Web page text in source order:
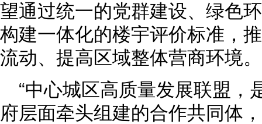
望通过统一的党群建设、绿色
构建一体化的楼宇评价标准，
流动、提高区域整体营商环境。
“中心城区高质量发展联盟，
府层面牵头组建的合作共同体